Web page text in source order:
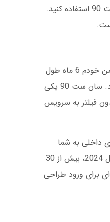
دارد. اپلیکیشن سان ست 90 برای اندروید و iOS در دسترس است. حتماً از لینک های رسمی برای دانلود برنامه سان ست 90 استفاده کنید.
فرض کنید می خواهید شرط بندی را شروع کنید. اولین چیزی که به ذهن می آید، پیدا کردن یک سایت مطمئن است. من خودم 6 ماه طول
کشید تا به سان ست 90 برسم. چرا؟ چون بسیاری از سایت ها وعده های درخشان می دهند اما در عمل مشکلاتی دارند. سان ست 90 یکی
تا کاربران بتوانند بدون فیلتر به سرویس
داخلی به شما
کمک می کند. البته یک نکته مهم وجود دارد: حتماً از لینک رسمی برای ورود به سایت سان ست 90 استفاده کنید. در سال 2024، بیش از 30
سان ست 90 سیستم تایید دو مرحله ای برای ورود طراحی